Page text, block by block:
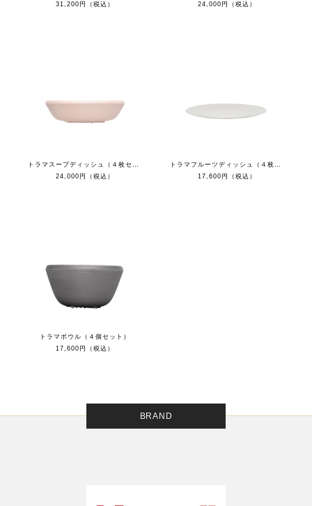
31,200円（税込）
24,000円（税込）
トラマスープディッシュ（４枚セット）
24,000円（税込）
トラマフルーツディッシュ（４枚セット）
17,600円（税込）
トラマボウル（４個セット）
17,600円（税込）
BRAND